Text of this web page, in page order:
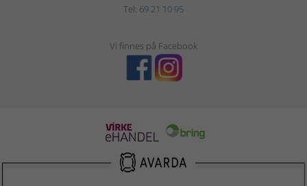
Tel: 69 21 10 95
Vi finnes på Facebook